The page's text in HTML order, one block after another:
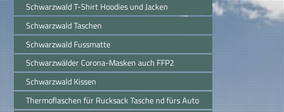
Schwarzwald T-Shirt Hoodies und Jacken
Schwarzwald Taschen
Schwarzwald Fussmatte
Schwarzwälder Corona-Masken auch FFP2
Schwarzwald Kissen
Thermoflaschen für Rucksack Tasche nd fürs Auto